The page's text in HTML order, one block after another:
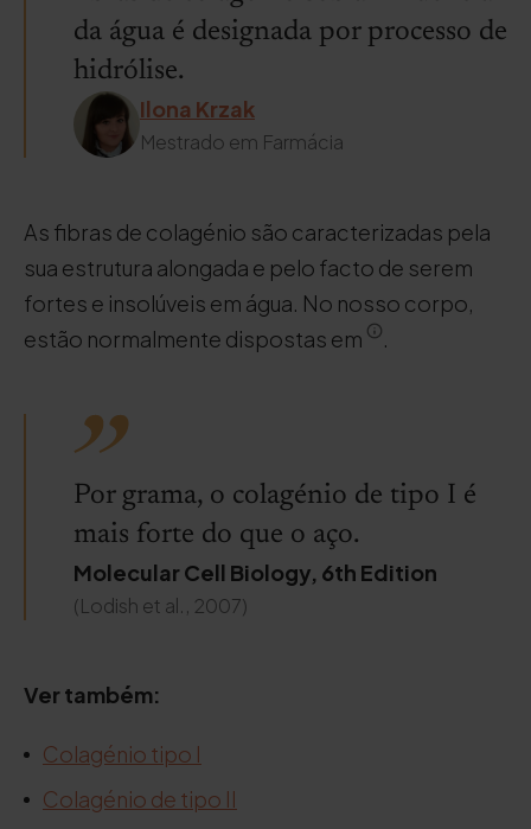
da água é designada por processo de
hidrólise.
Ilona Krzak
Mestrado em Farmácia
As fibras de colagénio são caracterizadas pela
sua estrutura alongada e pelo facto de serem
fortes e insolúveis em água. No nosso corpo,
estão normalmente dispostas em
.
Por grama, o colagénio de tipo I é
mais forte do que o aço.
Molecular Cell Biology, 6th Edition
(Lodish et al., 2007)
Ver também:
Colagénio tipo I
Colagénio de tipo II